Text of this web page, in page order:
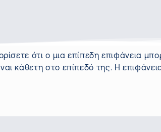
ότι o μια επίπεδη επιφάνεια
κάθετη στο επίπεδό της. Η